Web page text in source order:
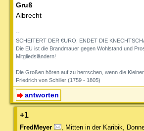
Gruß
Albrecht
--
SCHEITERT DER €URO, ENDET DIE
Die EU ist die Brandmauer gegen Wohlstand und
Mitgliedsländern!
Die Großen hören auf zu herrschen, wenn die
Friedrich von Schiller (1759 - 1805)
antworten
+1
FredMeyer Mitten in der Karibik